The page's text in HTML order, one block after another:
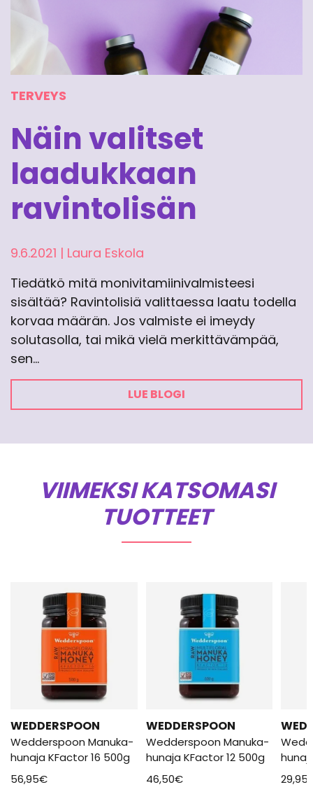
TERVEYS
Näin valitset
laadukkaan
ravintolisän
9.6.2021 | Laura Eskola
Tiedätkö mitä monivitamiinivalmisteesi
sisältää? Ravintolisiä valittaessa laatu todella
korvaa määrän. Jos valmiste ei imeydy
solutasolla, tai mikä vielä merkittävämpää,
sen…
LUE BLOGI
VIIMEKSI KATSOMASI
TUOTTEET
WEDDERSPOON
Wedderspoon Manuka-
hunaja KFactor 16 500g
56,95€
WEDDERSPOON
Wedderspoon Manuka-
hunaja KFactor 12 500g
46,50€
29,95